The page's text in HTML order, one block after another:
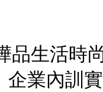
品生活
企業內訓